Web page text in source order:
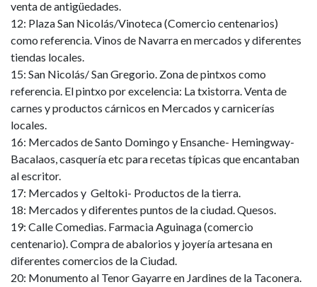
venta de antigüedades.
12: Plaza San Nicolás/Vinoteca (Comercio centenarios)
como referencia. Vinos de Navarra en mercados y diferentes
tiendas locales.
15: San Nicolás/ San Gregorio. Zona de pintxos como
referencia. El pintxo por excelencia: La txistorra. Venta de
carnes y productos cárnicos en Mercados y carnicerías
locales.
16: Mercados de Santo Domingo y Ensanche- Hemingway-
Bacalaos, casquería etc para recetas típicas que encantaban
al escritor.
17: Mercados y Geltoki- Productos de la tierra.
18: Mercados y diferentes puntos de la ciudad. Quesos.
19: Calle Comedias. Farmacia Aguinaga (comercio
centenario). Compra de abalorios y joyería artesana en
diferentes comercios de la Ciudad.
20: Monumento al Tenor Gayarre en Jardines de la Taconera.